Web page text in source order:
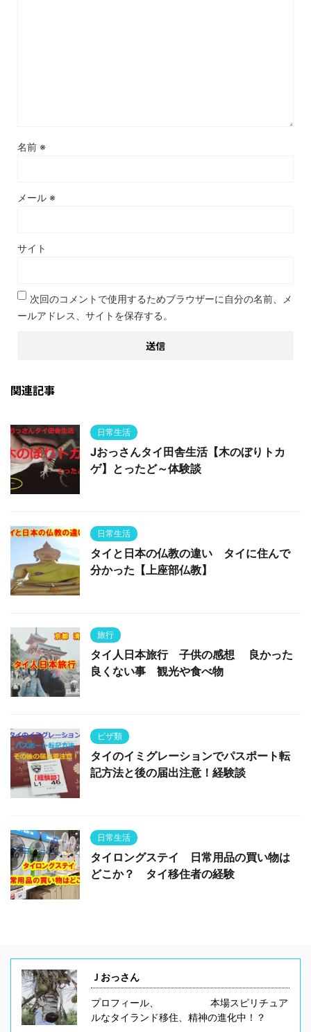
名前 ※
メール ※
サイト
次回のコメントで使用するためブラウザーに自分の名前、メ
ールアドレス、サイトを保存する。
関連記事
日常生活
Jおっさんタイ田舎生活【木のぼりトカ
ゲ】とったど～体験談
日常生活
タイと日本の仏教の違い タイに住んで
分かった【上座部仏教】
旅行
タイ人日本旅行 子供の感想 良かった
良くない事 観光や食べ物
ビザ類
タイのイミグレーションでパスポート転
記方法と後の届出注意！経験談
日常生活
タイロングステイ 日常用品の買い物は
どこか？ タイ移住者の経験
Ｊおっさん
プロフィール、 本場スピリチュア
ルなタイランド移住、精神の進化中！？